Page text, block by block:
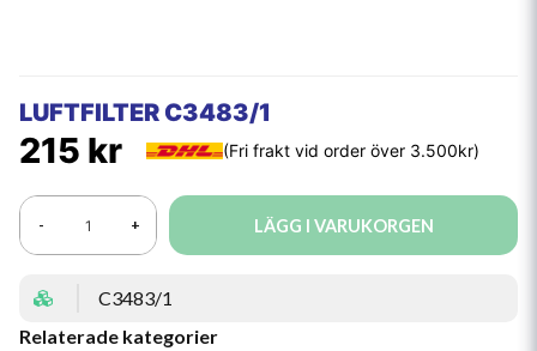
LUFTFILTER C3483/1
215 kr
- + LÄGG I VARUKORGEN
C3483/1
Relaterade kategorier